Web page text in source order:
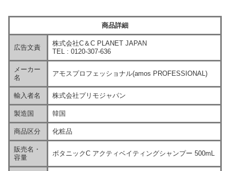
商品詳細
広告文責
株式会社C＆C PLANET JAPAN
TEL : 0120-307-636
メーカー
名
アモスプロフェッショナル(amos PROFESSIONAL)
輸入者名 株式会社プリモジャパン
製造国 韓国
商品区分 化粧品
販売名・
容量
ボタニックC アクティベイティングシャンプー 500mL